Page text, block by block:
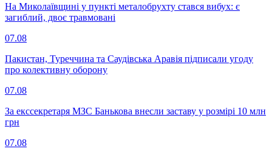
На Миколаївщині у пункті металобрухту стався вибух: є
загиблий, двоє травмовані
07.08
Пакистан, Туреччина та Саудівська Аравія підписали угоду
про колективну оборону
07.08
За екссекретаря МЗС Банькова внесли заставу у розмірі 10 млн
грн
07.08